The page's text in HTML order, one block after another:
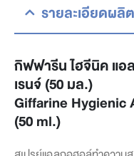
รายละเอียดผ
กิฟฟารีน ไฮจีนิค แอ
เรนจ์ (50 มล.)
Giffarine Hygienic
(50 ml.)